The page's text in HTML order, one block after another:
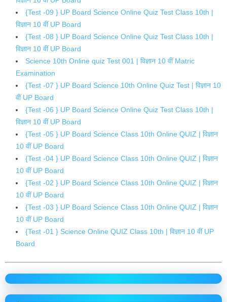
{Test -09 } UP Board Science Online Quiz Test Class 10th |
विज्ञान 10 वीं UP Board
{Test -08 } UP Board Science Online Quiz Test Class 10th |
विज्ञान 10 वीं UP Board
Science 10th Online quiz Test 001 | विज्ञान 10 वीं Matric
Examination
{Test -07 } UP Board Science 10th Online Quiz Test | विज्ञान 10
वीं UP Board
{Test -06 } UP Board Science Online Quiz Test Class 10th |
विज्ञान 10 वीं UP Board
{Test -05 } UP Board Science Class 10th Online QUIZ | विज्ञान
10 वीं UP Board
{Test -04 } UP Board Science Class 10th Online QUIZ | विज्ञान
10 वीं UP Board
{Test -02 } UP Board Science Class 10th Online QUIZ | विज्ञान
10 वीं UP Board
{Test -03 } UP Board Science Class 10th Online QUIZ | विज्ञान
10 वीं UP Board
{Test -01 } Science Online QUIZ Class 10th | विज्ञान 10 वीं UP
Board